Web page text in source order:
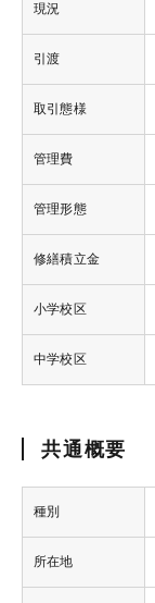
現況
引渡
取引態様
管理費
管理形態
修繕積立金
小学校区
中学校区
共通概要
種別
所在地